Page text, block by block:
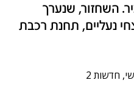
השחזור, שנערך
נעליים, תחנת רכבת
חדשות 2